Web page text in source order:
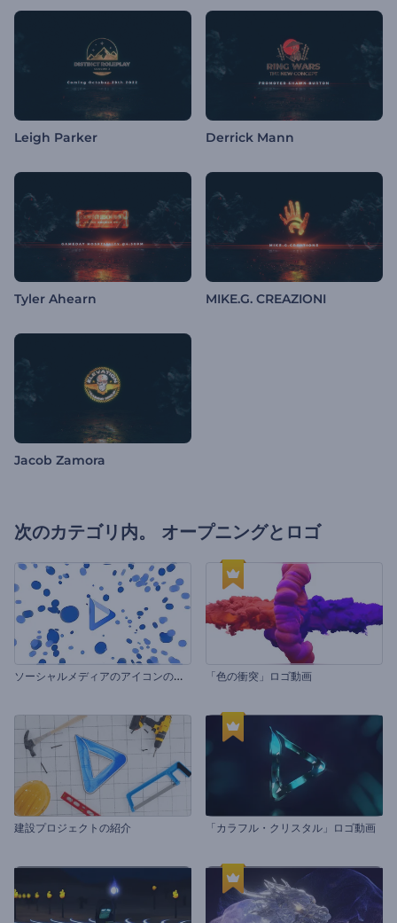
Leigh Parker Derrick Mann
Tyler Ahearn MIKE.G. CREAZIONI
Jacob Zamora
次のカテゴリ内。 オープニングとロゴ
ソ
ーシャルメディアのアイコンのロゴ 「色の衝突」ロゴ動画
建設プロジェクトの紹介 「カラフル・クリスタル」ロゴ動画